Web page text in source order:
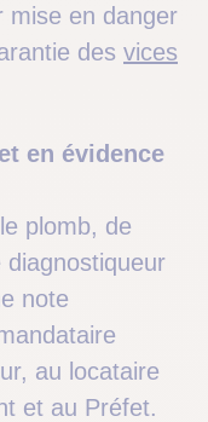
mise en danger
des vices
en évidence
plomb, de
note
au locataire
et au Préfet.